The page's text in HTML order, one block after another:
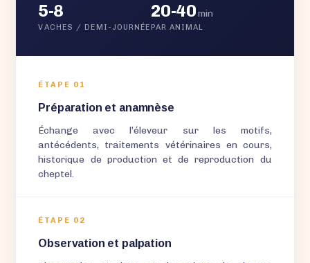
5-8
VACHES / DEMI-JOURNÉE
20-40min
PAR ANIMAL
ÉTAPE 01
Préparation et anamnèse
Échange avec l’éleveur sur les motifs,
antécédents, traitements vétérinaires en cours,
historique de production et de reproduction du
cheptel.
ÉTAPE 02
Observation et palpation